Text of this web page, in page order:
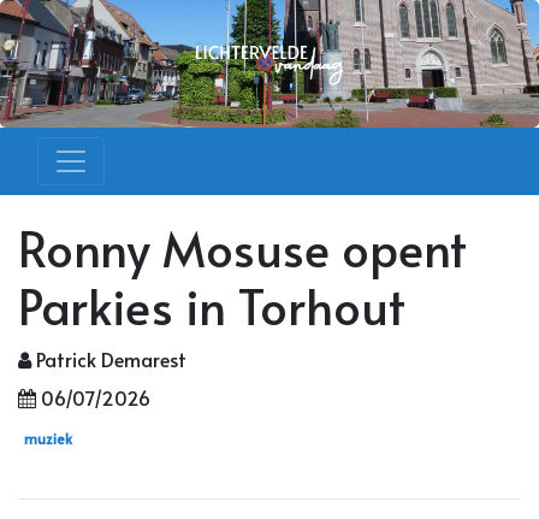
Ronny Mosuse opent
Parkies in Torhout
Patrick Demarest
06/07/2026
muziek